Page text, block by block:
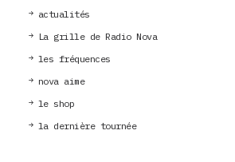
actualités
La grille de Radio Nova
les fréquences
nova aime
le shop
la dernière tournée